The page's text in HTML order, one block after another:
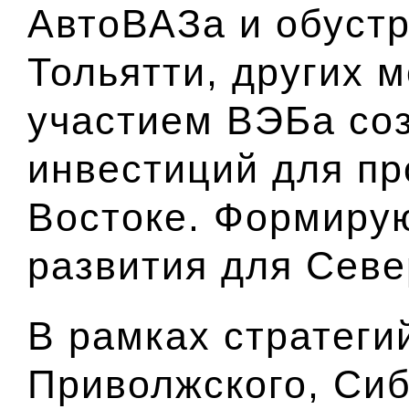
АвтоВАЗа и
Тольятти, других
участием ВЭБа
инвестиций для
Востоке.
развития для
В рамках
Приволжского,